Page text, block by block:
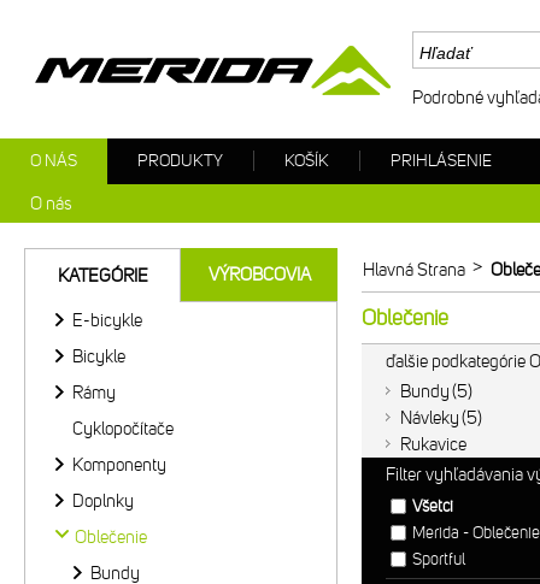
Hlavná Strana >
Oblečenie
ďalšie podkategórie
Bundy 5
Návleky 5
Rukavice
Filter vyhľadávania
Všetci
Merida -
Sportful
KATEGÓRIE VÝROBCOVIA
E-bicykle
Bicykle
Rámy
Cyklopočítače
Komponenty
Doplnky
Oblečenie
Bundy
Podrobné
O NÁS
O nás
PRODUKTY KOŠÍK PRIHLÁSENIE